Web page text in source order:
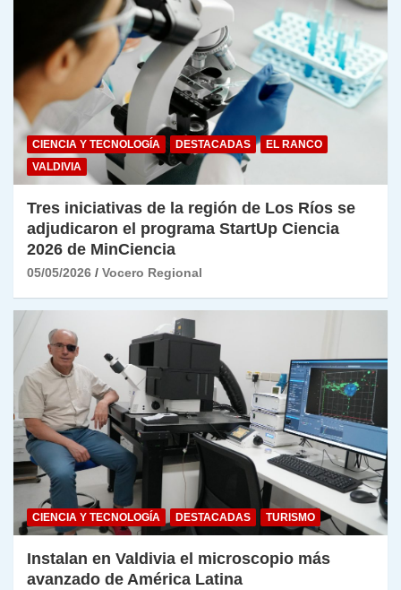
CIENCIA Y TECNOLOGÍA DESTACADAS
EL RANCO
VALDIVIA
Tres iniciativas de la región de Los Ríos se
adjudicaron el programa StartUp Ciencia
2026 de MinCiencia
05/05/2026 Vocero Regional
CIENCIA Y TECNOLOGÍA DESTACADAS TURISMO
Instalan en Valdivia el microscopio más
avanzado de América Latina